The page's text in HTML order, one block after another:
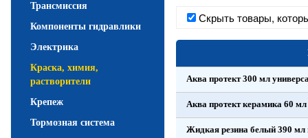
Скрыть товары,
Аква протект 300 мл
Аква протект керамика 60
Жидкая резина белый 390 мл
Трансмиссия
Компоненты гидравлики
Электрика
Краска, химия,
растворители
Крепеж
Тормозная система